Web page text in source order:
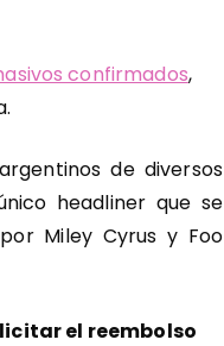
confirmados,
de diversos
headliner que se
Miley Cyrus y Foo
el reembolso